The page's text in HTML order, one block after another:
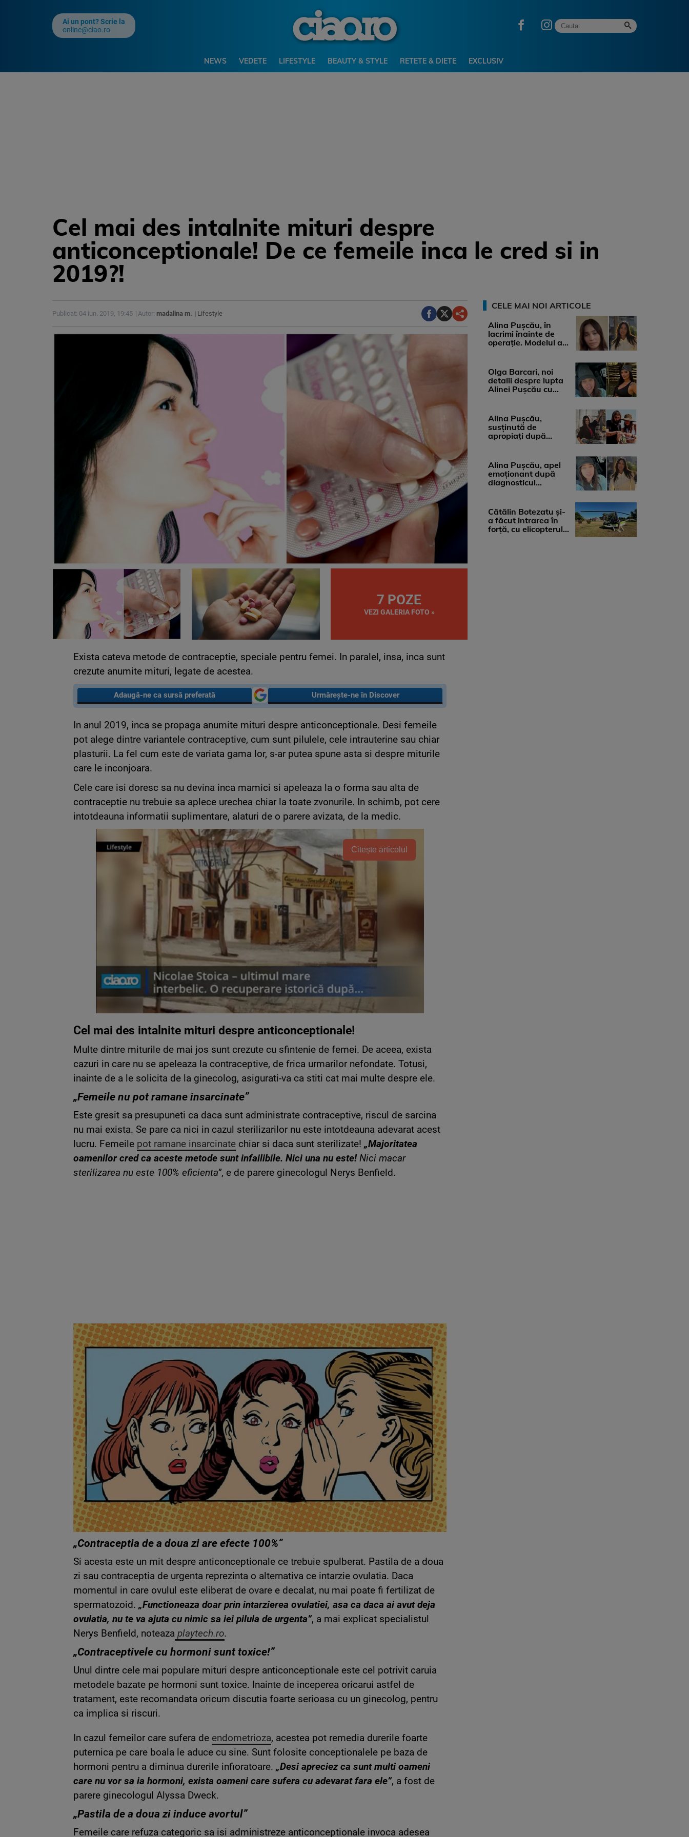
Ai un pont? Scrie la
online@ciao.ro
NEWS VEDETE LIFESTYLE BEAUTY & STYLE RETETE & DIETE EXCLUSIV
Cel mai des intalnite mituri despre
anticonceptionale! De ce femeile inca le cred si in
2019?!
Publicat: 04 iun. 2019, 19:45 Autor: madalina m. Lifestyle
7 POZE
VEZI GALERIA FOTO »
Exista cateva metode de contraceptie, speciale pentru femei. In paralel, insa, inca sunt
crezute anumite mituri, legate de acestea.
Adaugă-ne ca sursă preferată Urmărește-ne în Discover
In anul 2019, inca se propaga anumite mituri despre anticonceptionale. Desi femeile
pot alege dintre variantele contraceptive, cum sunt pilulele, cele intrauterine sau chiar
plasturii. La fel cum este de variata gama lor, s-ar putea spune asta si despre miturile
care le inconjoara.
Cele care isi doresc sa nu devina inca mamici si apeleaza la o forma sau alta de
contraceptie nu trebuie sa aplece urechea chiar la toate zvonurile. In schimb, pot cere
intotdeauna informatii suplimentare, alaturi de o parere avizata, de la medic.
Citește articolul
Cel mai des intalnite mituri despre anticonceptionale!
Multe dintre miturile de mai jos sunt crezute cu sfintenie de femei. De aceea, exista
cazuri in care nu se apeleaza la contraceptive, de frica urmarilor nefondate. Totusi,
inainte de a le solicita de la ginecolog, asigurati-va ca stiti cat mai multe despre ele.
„Femeile nu pot ramane insarcinate”
Este gresit sa presupuneti ca daca sunt administrate contraceptive, riscul de sarcina
nu mai exista. Se pare ca nici in cazul sterilizarilor nu este intotdeauna adevarat acest
lucru. Femeile pot ramane insarcinate chiar si daca sunt sterilizate! „Majoritatea
oamenilor cred ca aceste metode sunt infailibile. Nici una nu este!Nici macar
sterilizarea nu este 100% eficienta”, e de parere ginecologul Nerys Benfield.
„Contraceptia de a doua zi are efecte 100%”
Si acesta este un mit despre anticonceptionale ce trebuie spulberat. Pastila de a doua
zi sau contraceptia de urgenta reprezinta o alternativa ce intarzie ovulatia. Daca
momentul in care ovulul este eliberat de ovare e decalat, nu mai poate fi fertilizat de
spermatozoid. „Functioneaza doar prin intarzierea ovulatiei, asa ca daca ai avut deja
ovulatia, nu te va ajuta cu nimic sa iei pilula de urgenta”, a mai explicat specialistul
Nerys Benfield, noteaza playtech.ro.
„Contraceptivele cu hormoni sunt toxice!”
Unul dintre cele mai populare mituri despre anticonceptionale este cel potrivit caruia
metodele bazate pe hormoni sunt toxice. Inainte de inceperea oricarui astfel de
tratament, este recomandata oricum discutia foarte serioasa cu un ginecolog, pentru
ca implica si riscuri.
In cazul femeilor care sufera de endometrioza, acestea pot remedia durerile foarte
puternica pe care boala le aduce cu sine. Sunt folosite conceptionalele pe baza de
hormoni pentru a diminua durerile infioratoare. „Desi apreciez ca sunt multi oameni
care nu vor sa ia hormoni, exista oameni care sufera cu adevarat fara ele”, a fost de
parere ginecologul Alyssa Dweck.
„Pastila de a doua zi induce avortul”
Femeile care refuza categoric sa isi administreze anticonceptionale invoca adesea
CELE MAI NOI ARTICOLE
Alina Pușcău, în
lacrimi înainte de
operație. Modelul a
Olga Barcari, noi
detalii despre lupta
Alinei Pușcău cu
Alina Pușcău,
susținută de
apropiați după
medicii, ...
Alina Pușcău, apel
emoționant după
diagnosticul
...
Cătălin Botezatu și-
a făcut intrarea în
forță, cu elicopterul,